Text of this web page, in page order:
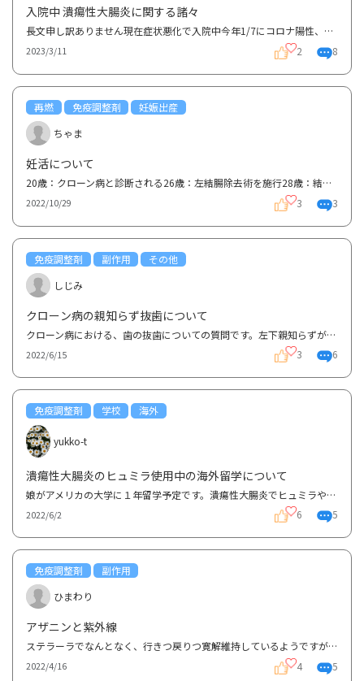
入院中 潰瘍性大腸炎に関する諸々
長文申し訳ありません現在症状悪化で入院中今年1/7にコロナ陽性、数日後、便に血が混ざってるのをはっき...
2023/3/11 2 8
再燃 免疫調整剤
妊娠出産
ちゃま
妊活について
20歳：クローン病と診断される26歳：左結腸除去術を施行28歳：結婚 妊活開始今年で30歳（夫32歳）クロ...
2022/10/29 3 3
免疫調整剤 副作用
その他
しじみ
クローン病の親知らず抜歯について
クローン病における、歯の抜歯についての質問です。左下親知らずが痛み歯医者に行き診ていただいたとこ...
2022/6/15 3 6
免疫調整剤 学校 海外
yukko-t
潰瘍性大腸炎のヒュミラ使用中の海外留学について
娘がアメリカの大学に１年留学予定です。潰瘍性大腸炎でヒュミラやステロイド、ネオーラルなどを使って...
2022/6/2 6 5
免疫調整剤
副作用
ひまわり
アザニンと紫外線
ステラーラでなんとなく、行きつ戻りつ寛解維持しているようですが、２ヶ月程前から、アザニンの服用も...
2022/4/16 4 5